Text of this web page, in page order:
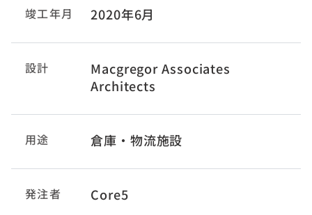
竣工年月 2020年6月
設計
Macgregor Associates
Architects
用途 倉庫・物流施設
発注者 Core5